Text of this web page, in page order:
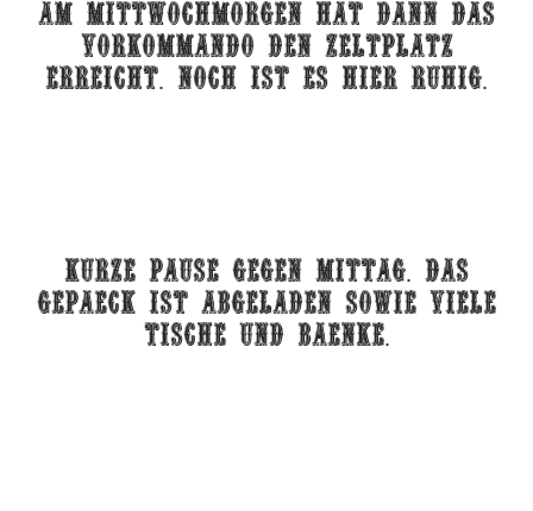
Am mittwochmorgen hat dann das
vorkommando den zeltplatz
erreicht. noch ist es hier ruhig.
Kurze Pause gegen Mittag. Das
Gepaeck ist abgeladen sowie viele
Tische und Baenke.